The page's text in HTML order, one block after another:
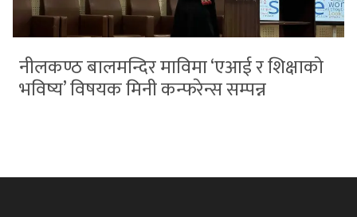
नीलकण्ठ बालमन्दिर माविमा ‘एआई र शिक्षाको
भविष्य’ विषयक मिनी कन्फरेन्स सम्पन्न